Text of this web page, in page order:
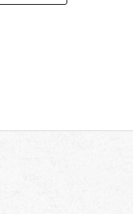
Rückgabe-Richtlinien
hier! Öffnet sich in
hier!